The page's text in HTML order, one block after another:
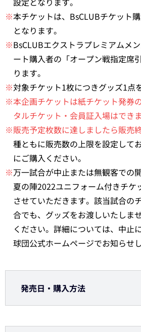
※本チケットは、BsCLUBチケット
となります。
※BsCLUBエクストラプレミアムメ
ート購入者の「オープン戦指定席
ります。
※対象チケット1枚につきグッズ1点
※本企画チケットは紙チケット発券
タルチケット・会員証入場はできま
※販売予定枚数に達しましたら販売
種ともに販売数の上限を設定して
にご購入ください。
※万一試合が中止または無観客での
夏の陣2022ユニフォーム付きチケ
させていただきます。該当試合の
合でも、グッズをお渡しいたしま
ください。詳細については、中止
球団公式ホームページでお知らせし
発売日・購入方法